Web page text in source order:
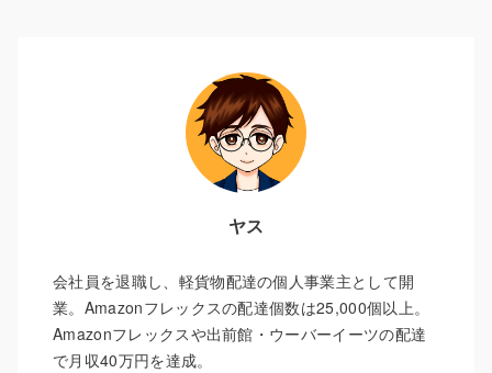
ヤス
会社員を退職し、軽貨物配達の個人事業主として開
業。Amazonフレックスの配達個数は25,000個以上。
Amazonフレックスや出前館・ウーバーイーツの配達
で月収40万円を達成。